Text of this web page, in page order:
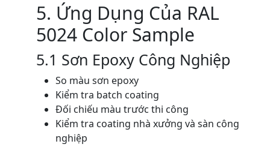
5. Ứng Dụng Của RAL
5024 Color Sample
5.1 Sơn Epoxy Công Nghiệp
So màu sơn epoxy
Kiểm tra batch coating
Đối chiếu màu trước thi công
Kiểm tra coating nhà xưởng và sàn công
nghiệp